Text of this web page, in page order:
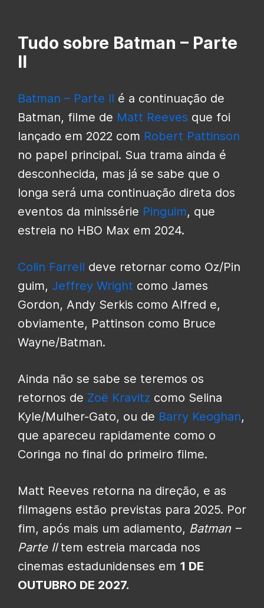
Tudo sobre Batman – Parte
II
Batman – Parte II é a continuação de
Batman, filme de Matt Reeves que foi
lançado em 2022 com Robert Pattinson
no papel principal. Sua trama ainda é
desconhecida, mas já se sabe que o
longa será uma continuação direta dos
eventos da minissérie Pinguim, que
estreia no HBO Max em 2024.
Colin Farrell deve retornar como Oz/Pin
guim, Jeffrey Wright como James
Gordon, Andy Serkis como Alfred e,
obviamente, Pattinson como Bruce
Wayne/Batman.
Ainda não se sabe se teremos os
retornos de Zoë Kravitz como Selina
Kyle/Mulher-Gato, ou de Barry Keoghan,
que apareceu rapidamente como o
Coringa no final do primeiro filme.
Matt Reeves retorna na direção, e as
filmagens estão previstas para 2025. Por
fim, após mais um adiamento, Batman –
Parte IItem estreia marcada nos
cinemas estadunidenses em 1 DE
OUTUBRO DE 2027.